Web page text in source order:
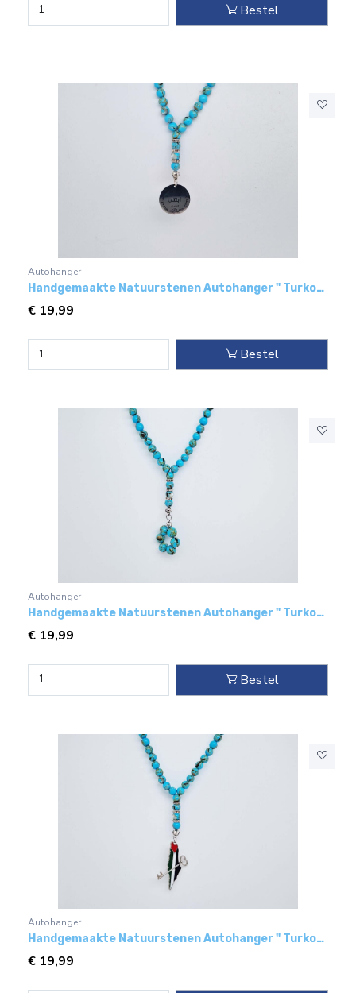
Bestel
Autohanger
Handgemaakte Natuurstenen Autohanger " Turkoois bakeliet"- Met metaal hanger - "mijn dochter"
€ 19,99
Bestel
Autohanger
Handgemaakte Natuurstenen Autohanger " Turkoois bakeliet"- Met hanger - "Natuurstenen"
€ 19,99
Bestel
Autohanger
Handgemaakte Natuurstenen Autohanger " Turkoois bakeliet"- Met metaal hanger - "Sleutel tot Palestina"
€ 19,99